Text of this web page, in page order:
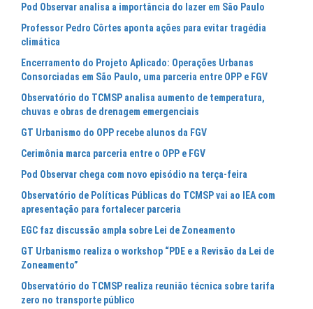
Pod Observar analisa a importância do lazer em São Paulo
Professor Pedro Côrtes aponta ações para evitar tragédia
climática
Encerramento do Projeto Aplicado: Operações Urbanas
Consorciadas em São Paulo, uma parceria entre OPP e FGV
Observatório do TCMSP analisa aumento de temperatura,
chuvas e obras de drenagem emergenciais
GT Urbanismo do OPP recebe alunos da FGV
Cerimônia marca parceria entre o OPP e FGV
Pod Observar chega com novo episódio na terça-feira
Observatório de Políticas Públicas do TCMSP vai ao IEA com
apresentação para fortalecer parceria
EGC faz discussão ampla sobre Lei de Zoneamento
GT Urbanismo realiza o workshop “PDE e a Revisão da Lei de
Zoneamento”
Observatório do TCMSP realiza reunião técnica sobre tarifa
zero no transporte público